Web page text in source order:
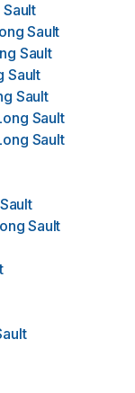
Sault
Sault
Sault
Sault
Sault
Sault
Sault